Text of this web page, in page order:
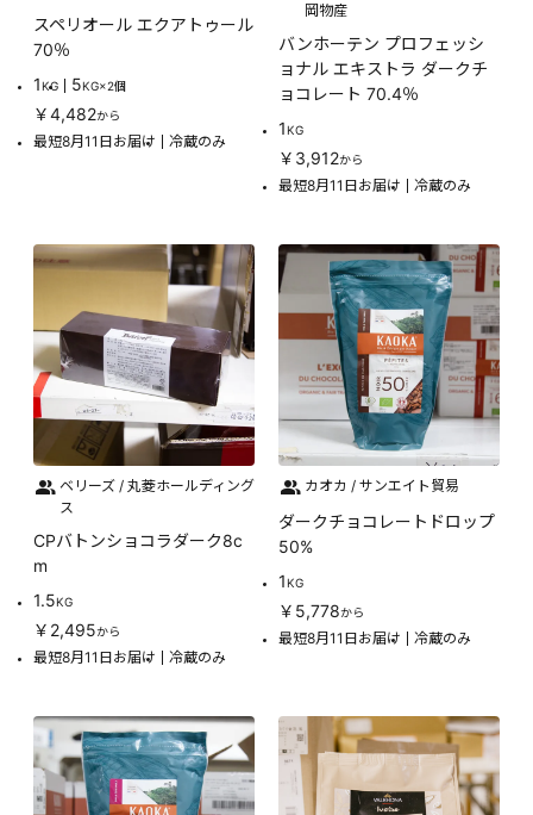
スペリオール エクアトゥール
70％
1KG 5KG×2個
￥4,482から
最短8月11日お届け 冷蔵のみ
岡物産
バンホーテン プロフェッシ
ョナル エキストラ ダークチ
ョコレート 70.4％
1KG
￥3,912から
最短8月11日お届け 冷蔵のみ
ベリーズ / 丸菱ホールディング
ス
CPバトンショコラダーク8c
m
1.5KG
￥2,495から
最短8月11日お届け 冷蔵のみ
カオカ / サンエイト貿易
ダークチョコレートドロップ
50%
1KG
￥5,778から
最短8月11日お届け 冷蔵のみ